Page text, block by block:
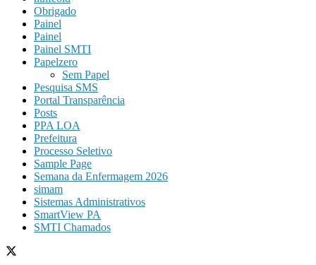
Obrigado
Painel
Painel
Painel SMTI
Papelzero
Sem Papel
Pesquisa SMS
Portal Transparência
Posts
PPA LOA
Prefeitura
Processo Seletivo
Sample Page
Semana da Enfermagem 2026
simam
Sistemas Administrativos
SmartView PA
SMTI Chamados